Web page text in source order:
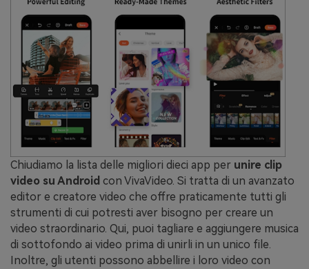
Chiudiamo la lista delle migliori dieci app per unire clip
video su Android con VivaVideo. Si tratta di un avanzato
editor e creatore video che offre praticamente tutti gli
strumenti di cui potresti aver bisogno per creare un
video straordinario. Qui, puoi tagliare e aggiungere musica
di sottofondo ai video prima di unirli in un unico file.
Inoltre, gli utenti possono abbellire i loro video con